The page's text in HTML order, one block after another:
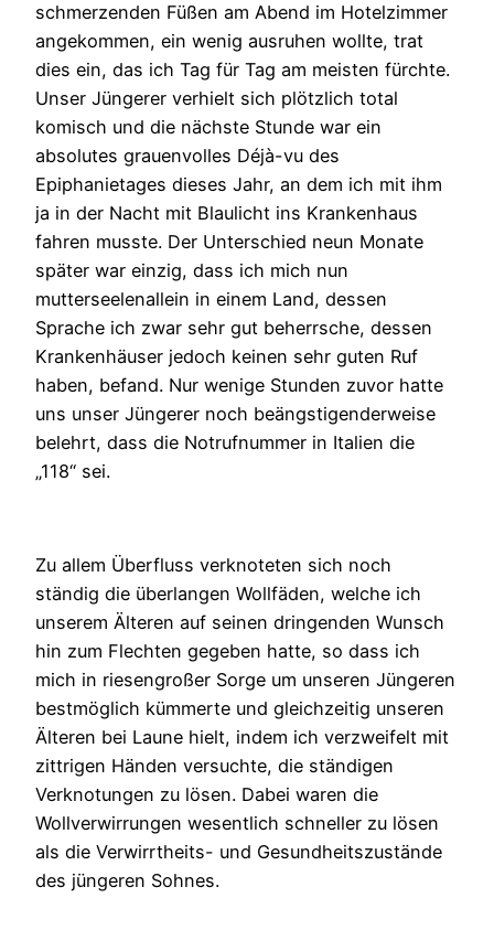
schmerzenden Füßen am Abend im Hotelzimmer
angekommen, ein wenig ausruhen wollte, trat
dies ein, das ich Tag für Tag am meisten fürchte.
Unser Jüngerer verhielt sich plötzlich total
komisch und die nächste Stunde war ein
absolutes grauenvolles Déjà-vu des
Epiphanietages dieses Jahr, an dem ich mit ihm
ja in der Nacht mit Blaulicht ins Krankenhaus
fahren musste. Der Unterschied neun Monate
später war einzig, dass ich mich nun
mutterseelenallein in einem Land, dessen
Sprache ich zwar sehr gut beherrsche, dessen
Krankenhäuser jedoch keinen sehr guten Ruf
haben, befand. Nur wenige Stunden zuvor hatte
uns unser Jüngerer noch beängstigenderweise
belehrt, dass die Notrufnummer in Italien die
„118“ sei.
Zu allem Überfluss verknoteten sich noch
ständig die überlangen Wollfäden, welche ich
unserem Älteren auf seinen dringenden Wunsch
hin zum Flechten gegeben hatte, so dass ich
mich in riesengroßer Sorge um unseren Jüngeren
bestmöglich kümmerte und gleichzeitig unseren
Älteren bei Laune hielt, indem ich verzweifelt mit
zittrigen Händen versuchte, die ständigen
Verknotungen zu lösen. Dabei waren die
Wollverwirrungen wesentlich schneller zu lösen
als die Verwirrtheits- und Gesundheitszustände
des jüngeren Sohnes.